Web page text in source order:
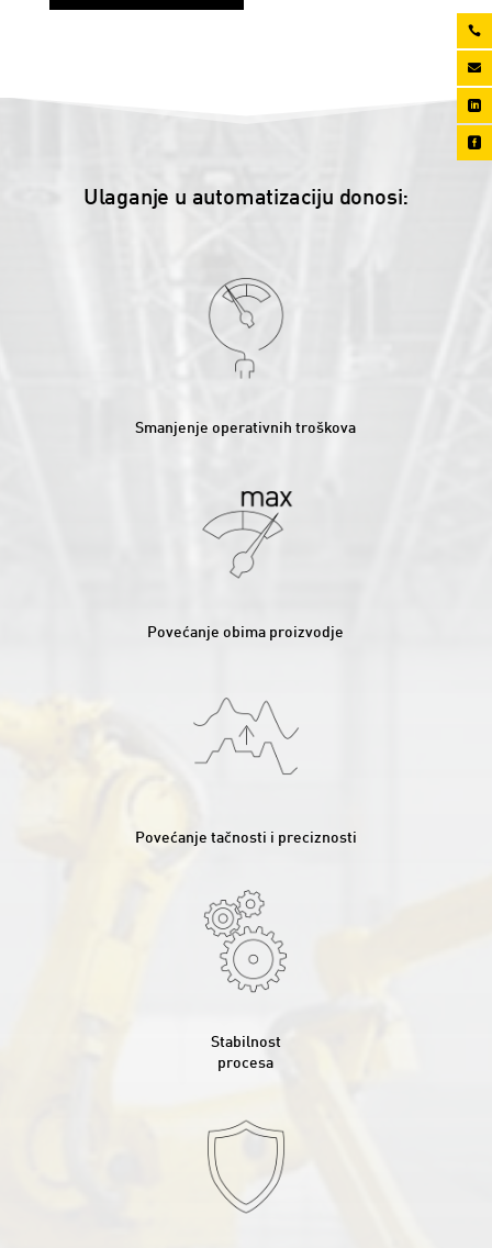
Ulaganje u automatizaciju donosi:
Smanjenje operativnih troškova
Povećanje obima proizvodje
Povećanje tačnosti i preciznosti
Stabilnost
procesa



